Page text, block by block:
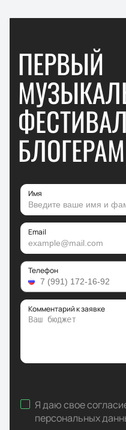
ПЕРВЫЙ
Имя
Email
Телефон
Комментарий к заявке
Я даю свое
персональных